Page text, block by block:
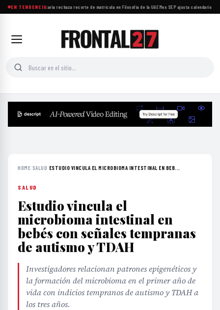
EN TENDENCIA
Comunidad universitaria rechaza recorte de matrícula en Filosofía de la UAEMex·SEP ajusta calendario
HOME› SALUD› ESTUDIO VINCULA EL MICROBIOMA INTESTINAL EN BEB...
SALUD
Estudio vincula el
microbioma intestinal en
bebés con señales tempranas
de autismo y TDAH
Investigadores relacionan patrones epigenéticos y
la formación del microbioma en el primer año de
vida con indicios tempranos de autismo y TDAH a
los tres años.